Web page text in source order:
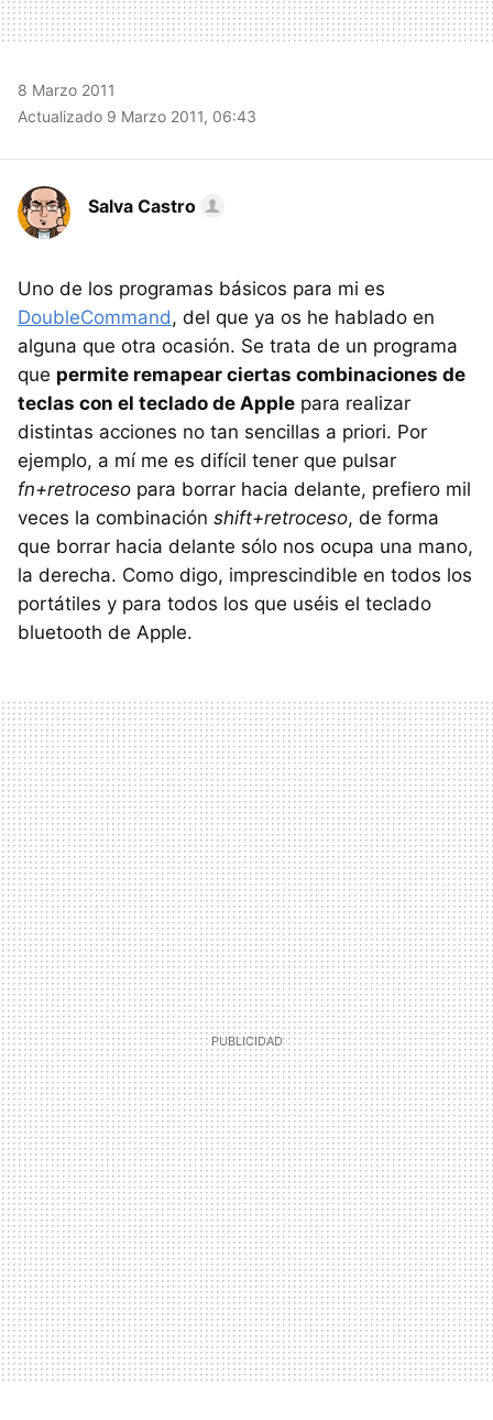
8 Marzo 2011
Actualizado 9 Marzo 2011, 06:43
Salva Castro
Uno de los programas básicos para mi es
DoubleCommand, del que ya os he hablado en
alguna que otra ocasión. Se trata de un programa
que permite remapear ciertas combinaciones de
teclas con el teclado de Apple para realizar
distintas acciones no tan sencillas a priori. Por
ejemplo, a mí me es difícil tener que pulsar
fn+retroceso para borrar hacia delante, prefiero mil
veces la combinación shift+retroceso, de forma
que borrar hacia delante sólo nos ocupa una mano,
la derecha. Como digo, imprescindible en todos los
portátiles y para todos los que uséis el teclado
bluetooth de Apple.